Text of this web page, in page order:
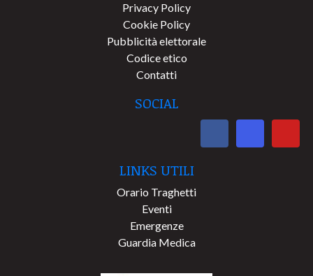
Privacy Policy
Cookie Policy
Pubblicità elettorale
Codice etico
Contatti
SOCIAL
LINKS UTILI
Orario Traghetti
Eventi
Emergenze
Guardia Medica